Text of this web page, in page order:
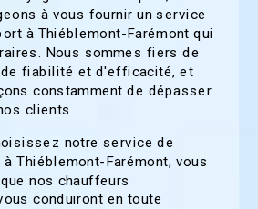
à vous fournir un service
à Thiéblemont-Farémont qui
Nous sommes fiers de
fiabilité et d'efficacité, et
constamment de dépasser
clients.
notre service de
Thiéblemont-Farémont, vous
nos chauffeurs
conduiront en toute